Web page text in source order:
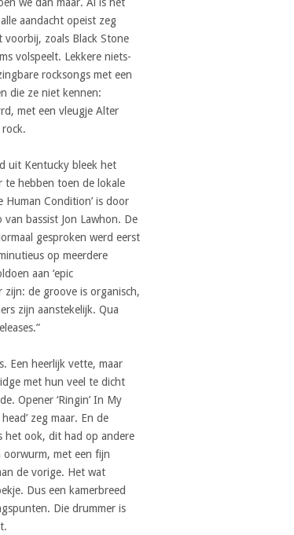
aandacht opeist zeg
voorbij, zoals Black Stone
volspeelt. Lekkere niets-
rocksongs met een
die ze niet kennen:
met een vleugje Alter
uit Kentucky bleek het
te hebben toen de lokale
Human Condition’ is door
bassist Jon Lawhon. De
gesproken werd eerst
op meerdere
aan ‘epic
zijn: de groove is organisch,
zijn aanstekelijk. Qua
Een heerlijk vette, maar
met hun veel te dicht
Opener ‘Ringin’ In My
zeg maar. En de
het ook, dit had op andere
oorwurm, met een fijn
de vorige. Het wat
Dus een kamerbreed
Die drummer is